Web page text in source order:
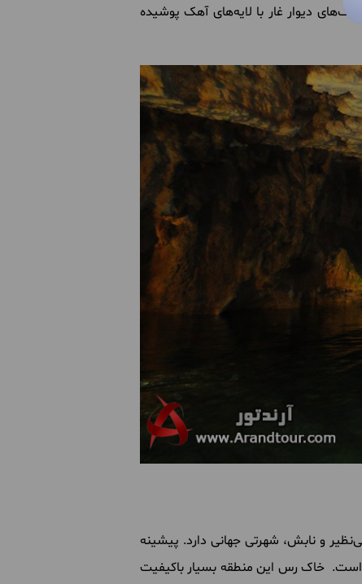
دیوار غار با لایه‌های آهک پوشیده
تولید سفال‌های بی‌نظیر و نابش، شهرتی جهانی دارد. پیشینه
خاک رس این منطقه بسیار باکیفیت